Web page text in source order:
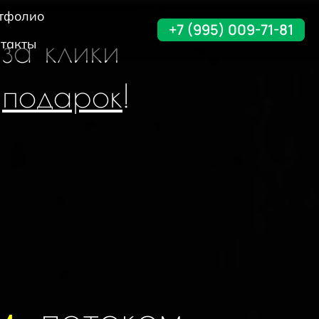
+7 (995) 009-71-81
клики
подарок!